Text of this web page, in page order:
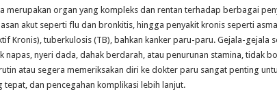
merupakan organ yang kompleks dan rentan terhadap berbagai
akut seperti flu dan bronkitis, hingga penyakit kronis seperti
Kronis), tuberkulosis (TB), bahkan kanker paru-paru. Gejala-gejala
napas, nyeri dada, dahak berdarah, atau penurunan stamina, tidak
atau segera memeriksakan diri ke dokter paru sangat penting
tepat, dan pencegahan komplikasi lebih lanjut.